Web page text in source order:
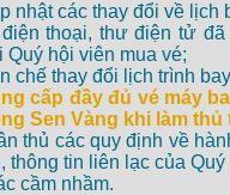
nhật các thay đổi về
thoại, thư điện tử
Quý hội viên mua vé;
chế thay đổi lịch trình
cấp đầy đủ vé máy
Sen Vàng khi làm thủ
thủ các quy định về
thông tin liên lạc của
cầm nhầm.